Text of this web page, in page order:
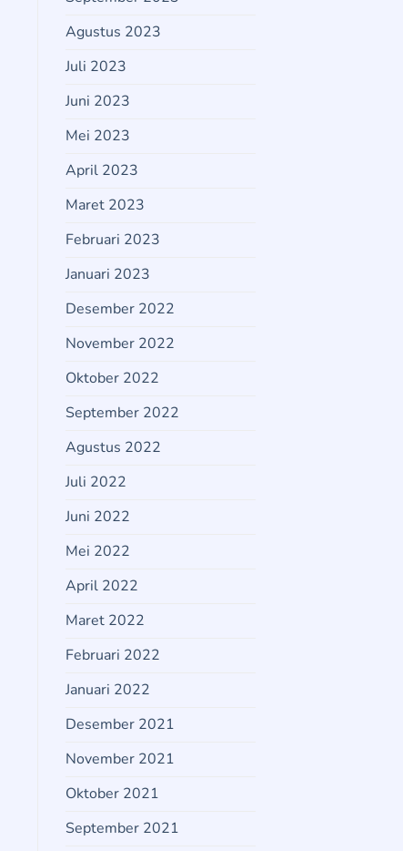
Agustus 2023
Juli 2023
Juni 2023
Mei 2023
April 2023
Maret 2023
Februari 2023
Januari 2023
Desember 2022
November 2022
Oktober 2022
September 2022
Agustus 2022
Juli 2022
Juni 2022
Mei 2022
April 2022
Maret 2022
Februari 2022
Januari 2022
Desember 2021
November 2021
Oktober 2021
September 2021